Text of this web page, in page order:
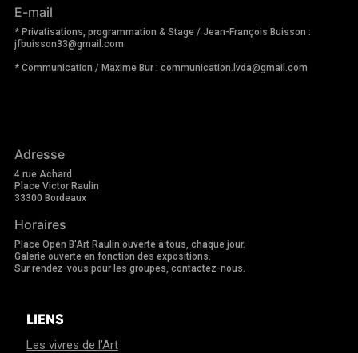
E-mail
* Privatisations, programmation & Stage / Jean-François Buisson :
jfbuisson33@gmail.com
* Communication / Maxime Bur : communication.lvda@gmail.com
Adresse
4 rue Achard
Place Victor Raulin
33300 Bordeaux
Horaires
Place Open B'Art Raulin ouverte à tous, chaque jour.
Galerie ouverte en fonction des expositions.
Sur rendez-vous pour les groupes, contactez-nous.
LIENS
Les vivres de l’Art